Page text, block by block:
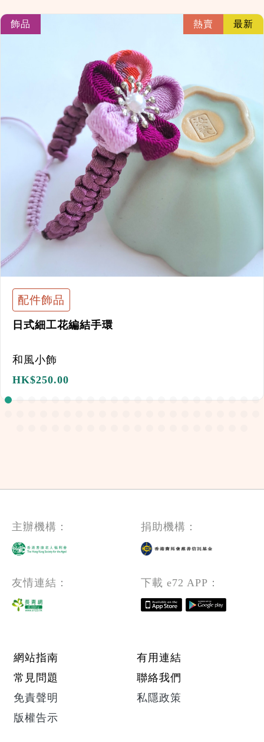
飾品 熱賣 最新
配件飾品
日式細工花編結手環
和風小飾
HK$250.00
link
主辦機構： 捐助機構：
友情連結： 下載 e72 APP：
Footer menu
網站指南
有用連結
常見問題
聯絡我們
免責聲明
私隱政策
版權告示